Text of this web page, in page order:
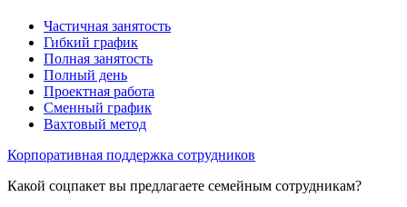
Частичная занятость
Гибкий график
Полная занятость
Полный день
Проектная работа
Сменный график
Вахтовый метод
Корпоративная поддержка сотрудников
Какой соцпакет вы предлагаете семейным сотрудникам?